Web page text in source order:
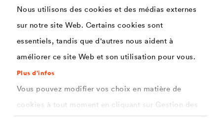
Nous utilisons des cookies et des médias externes
sur notre site Web. Certains cookies sont
essentiels, tandis que d'autres nous aident à
améliorer ce site Web et son utilisation pour vous.
Plus d'infos
Vous pouvez modifier vos choix en matière de
cookies à tout moment en cliquant sur Gestion des
Caractéristiques
Très haut pouvoir garnissant
Temps de recouvrement réduit.
Ponçage facile
Haut pouvoir couvrant
Application facile